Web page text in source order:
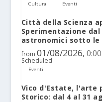
Cultura Eventi
Città della Scienza
Sperimentazione
astronomici sotto le
from 01/08/2026, 0:00
Scheduled
Eventi
Vico d'Estate, l'arte
Storico: dal 4 al 31